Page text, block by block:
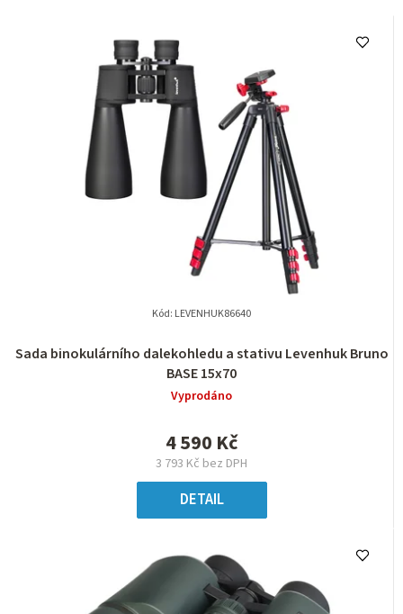
Sada binokulárního dalekohledu a stativu Levenhuk Bruno
BASE 15x70
Vyprodáno
3 793 Kč bez DPH
4 590 Kč
DETAIL
Kód: LEVENHUK86640